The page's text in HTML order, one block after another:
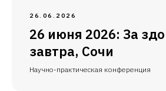
26.06.2026
26 июня 2026: За
завтра, Сочи
Научно-практическая конференция